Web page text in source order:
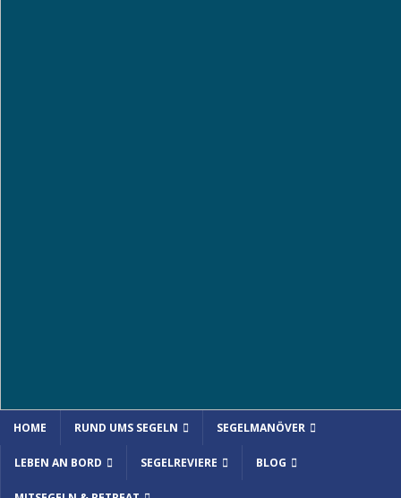
HOME RUND UMS SEGELN SEGELMANÖVER
LEBEN AN BORD SEGELREVIERE BLOG